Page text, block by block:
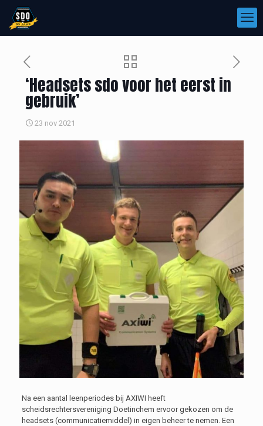
‘Headsets sdo voor het eerst in
gebruik’
23 nov 2021
Na een aantal leenperiodes bij AXIWI heeft
scheidsrechtersvereniging Doetinchem ervoor gekozen om de
headsets (communicatiemiddel) in eigen beheer te nemen. Een